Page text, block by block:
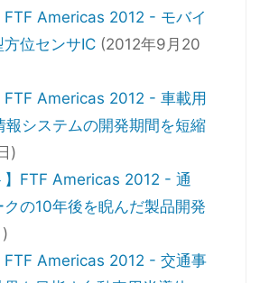
FTF Americas 2012 - モバイ
位センサIC (2012年9月20
FTF Americas 2012 - 車載用
システムの開発期間を短縮
)
】FTF Americas 2012 - 通
の10年後を睨んだ製品開発
FTF Americas 2012 - 交通事